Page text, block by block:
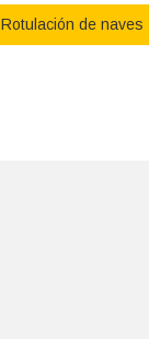
Rotulación de naves